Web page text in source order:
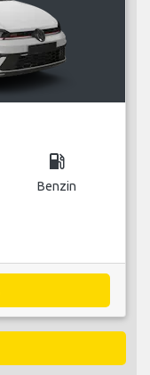
local_gas_station
Benzin